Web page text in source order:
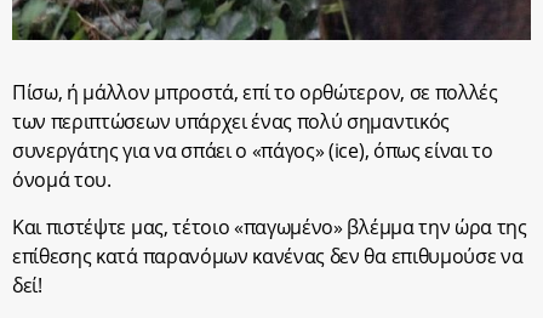
Πίσω, ή μάλλον μπροστά, επί το ορθώτερον, σε πολλές
των περιπτώσεων υπάρχει ένας πολύ σημαντικός
συνεργάτης για να σπάει ο «πάγος» (ice), όπως είναι το
όνομά του.
Και πιστέψτε μας, τέτοιο «παγωμένο» βλέμμα την ώρα της
επίθεσης κατά παρανόμων κανένας δεν θα επιθυμούσε να
δεί!